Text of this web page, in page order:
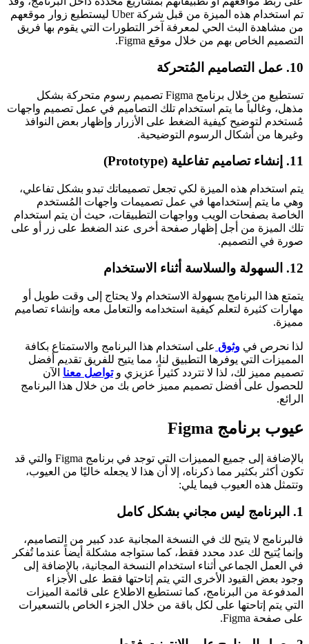
تم استخدام هذه الميزة من قبل شركة Uber ليستطيع زوار موقعهم
من مشاهدة البث الحي لمعرفة آخر التطورات التي يقوم بها فريق
التصميم الخاص بهم من خلال موقع Figma.
10. عمل التصاميم المُتحركة
تستطيع من خلال برنامج Figma تصميم رسوم متحركة بشكل
مذهل، وغالباً ما يتم استخدام تلك التصاميم في عمل تصميم واجهات
مُستخدم لتوضيح كيفية الضغط على الأزرار وإظهار بعض النوافذ
وغيرها من أشكال الرسوم التوضيحية.
11. إنشاء تصاميم تفاعلية (Prototype)
يتم استخدام هذه الميزة لكي تجعل تصميماتك تبدو بشكل تفاعلي،
وهي ما يتم إستخدامها في عمل تصميمات واجهات المُستخدم
الخاصة بصفحات الويب وواجهات التطبيقات، حيث أن يتم استخدام
تلك الميزة من أجل إظهار صفحة أخرى عند الضغط على زر أو على
صورة في التصميم.
12. السهولة والسلاسة أثناء الاستخدام
يتمتع هذا البرنامج بسهولة الاستخدام ولا يحتاج إلى وقت طويل أو
مهارات كثيرة لتعلم كيفية استخدامه والتعامل معه وإنشاء تصاميم
مميزة.
لذا نحرص في وثوق على استخدام هذا البرنامج والاستمتاع بكافة
المميزات التي يوفرها التطبيق لنا، مما يتيح للفريق تقديم أفضل
تصميم مميز لك، لذا لا تتردد كثيراً عزيزي وتواصل معنا الآن
للحصول على أفضل تصميم مميز خاص بك من خلال هذا البرنامج
الرائع.
عيوب برنامج Figma
بالإضافة إلى جميع المميزات التي توجد في برنامج Figma والتي قد
تكون أكثر بكثير مما ذكرناه، إلا أن هذا لا يجعله خاليًا من العيوب،
وتتمثل هذه العيوب فيما يلي:
1. البرنامج ليس مجاني بشكل كامل
فالبرنامج لا يتيح لك في النسخة المجانية عدد كبير من التصاميم،
وإنما يُتيح لك عدد محدد فقط، كما ستواجه مشكلة أيضاً عندما تُفكر
في العمل الجماعي أثناء استخدام النسخة المجانية، بالإضافة إلى
وجود بعض القيود الأخرى التي يتم إتاحتها فقط على الأجزاء
المدفوعة من البرنامج، كما تستطيع الاطلاع على قائمة الميزات
التي يتم إتاحتها على لكل باقة من خلال الجزء الخاص بالتسعيرات
على صفحة Figma.